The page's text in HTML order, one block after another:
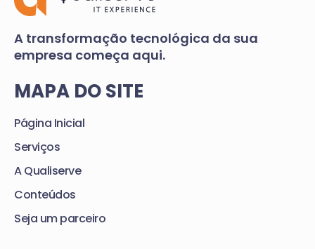
A transformação tecnológica da sua
empresa começa aqui.
MAPA DO SITE
Página Inicial
Serviços
A Qualiserve
Conteúdos
Seja um parceiro